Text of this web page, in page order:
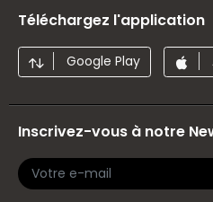
Téléchargez l'application
Google Play
Inscrivez-vous à notre